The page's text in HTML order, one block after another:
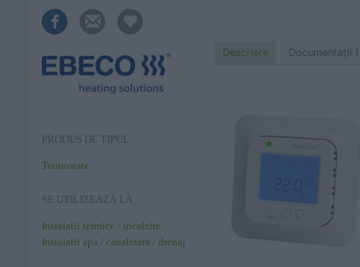
PRODUS DE TIPUL
Termostate
SE UTILIZEAZĂ LA :
Instalatii termice / incalzire
Instalatii apa / canalizare / drenaj
Descriere Documentaţii